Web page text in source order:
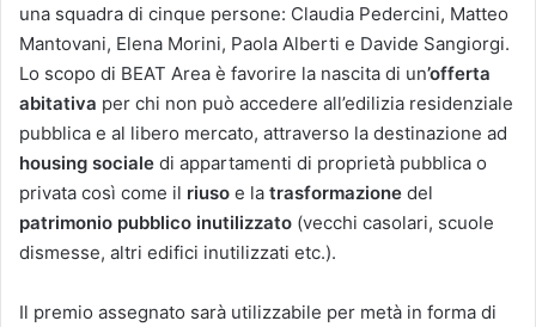
una squadra di cinque persone: Claudia Pedercini, Matteo
Mantovani, Elena Morini, Paola Alberti e Davide Sangiorgi.
Lo scopo di BEAT Area è favorire la nascita di un’offerta
abitativa per chi non può accedere all’edilizia residenziale
pubblica e al libero mercato, attraverso la destinazione ad
housing sociale di appartamenti di proprietà pubblica o
privata così come il riuso e la trasformazione del
patrimonio pubblico inutilizzato (vecchi casolari, scuole
dismesse, altri edifici inutilizzati etc.).
Il premio assegnato sarà utilizzabile per metà in forma di